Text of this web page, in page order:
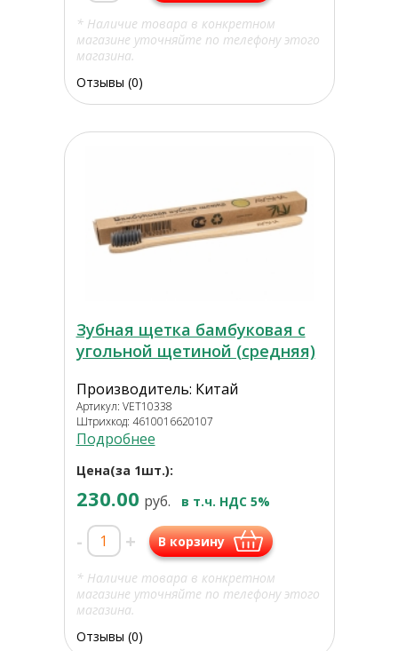
* Наличие товара в конкретном
магазине уточняйте по телефону этого
магазина.
Отзывы (0)
Зубная щетка бамбуковая с
угольной щетиной (средняя)
Производитель: Китай
Артикул: VET10338
Штрихкод: 4610016620107
Подробнее
Цена(за 1шт.):
230.00 руб. в т.ч. НДС 5%
- + В корзину
* Наличие товара в конкретном
магазине уточняйте по телефону этого
магазина.
Отзывы (0)